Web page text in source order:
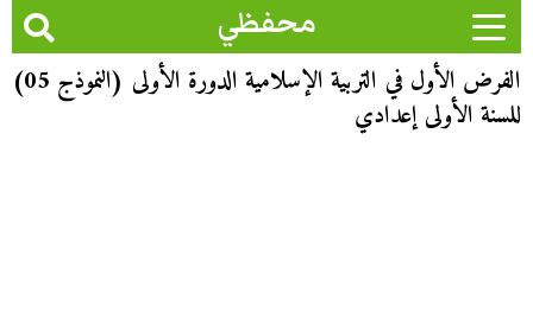
محفظي
الفرض الأول في التربية الإسلامية الدورة الأولى (النموذج 05)
للسنة الأولى إعدادي